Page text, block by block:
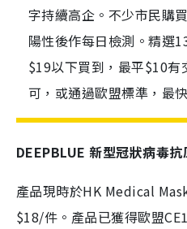
字持續高企。不少市民購
陽性後作每日檢測。精選
$19以下買到，最平$10
可，或通過歐盟標準，最
DEEPBLUE 新型冠狀病毒
產品現時於HK Medical
$18/件。產品已獲得歐盟